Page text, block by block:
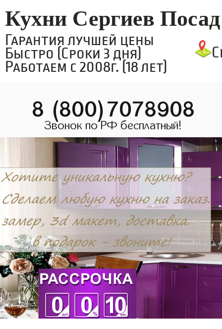
Кухни Сергиев Посад
Гарантия лучшей цены
Быстро (Сроки 3 дня)
Работаем с 2008г. (18 лет)
8 (800)7078908
Звонок по РФ бесплатный!